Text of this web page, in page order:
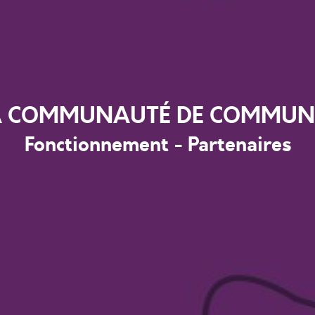
COMMUNAUTÉ DE
Fonctionnement - Partenaires